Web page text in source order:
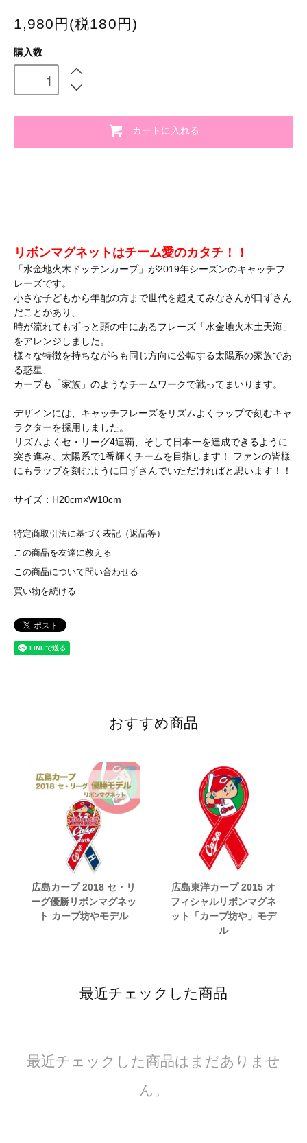
1,980円(税180円)
購入数
カートに入れる
リボンマグネットはチーム愛のカタチ！！
「水金地火木ドッテンカープ」が2019年シーズンのキャッチフ
レーズです。
小さな子どもから年配の方まで世代を超えてみなさんが口ずさん
だことがあり、
時が流れてもずっと頭の中にあるフレーズ「水金地火木土天海」
をアレンジしました。
様々な特徴を持ちながらも同じ方向に公転する太陽系の家族であ
る惑星、
カープも「家族」のようなチームワークで戦ってまいります。
デザインには、キャッチフレーズをリズムよくラップで刻むキャ
ラクターを採用しました。
リズムよくセ・リーグ4連覇、そして日本一を達成できるように
突き進み、太陽系で1番輝くチームを目指します！ ファンの皆様
にもラップを刻むように口ずさんでいただければと思います！！
サイズ：H20cm×W10cm
特定商取引法に基づく表記（返品等）
この商品を友達に教える
この商品について問い合わせる
買い物を続ける
おすすめ商品
広島カープ 2018 セ・リ
ーグ優勝リボンマグネッ
ト カープ坊やモデル
広島東洋カープ 2015 オ
フィシャルリボンマグネ
ット「カープ坊や」モデ
ル
最近チェックした商品
最近チェックした商品はまだありませ
ん。